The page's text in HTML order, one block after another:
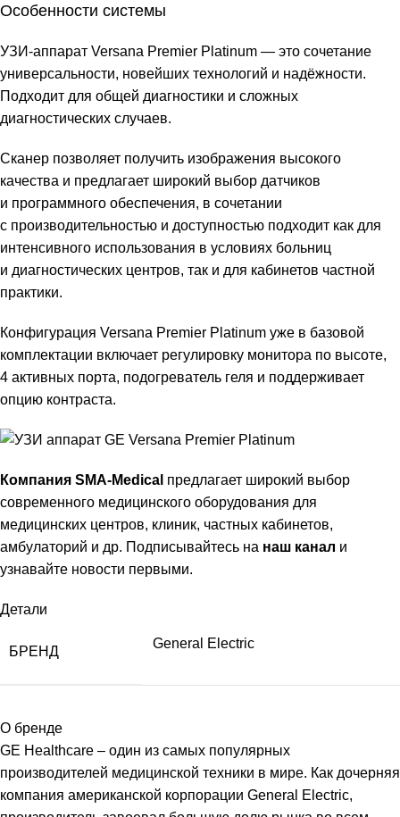
Особенности системы
УЗИ-аппарат Versana Premier Platinum — это сочетание
универсальности, новейших технологий и надёжности.
Подходит для общей диагностики и сложных
диагностических случаев.
Сканер позволяет получить изображения высокого
качества и предлагает широкий выбор датчиков
и программного обеспечения, в сочетании
с производительностью и доступностью подходит как для
интенсивного использования в условиях больниц
и диагностических центров, так и для кабинетов частной
практики.
Конфигурация Versana Premier Platinum уже в базовой
комплектации включает регулировку монитора по высоте,
4 активных порта, подогреватель геля и поддерживает
опцию контраста.
Компания SMA-Medical предлагает широкий выбор
современного медицинского оборудования для
медицинских центров, клиник, частных кабинетов,
амбулаторий и др. Подписывайтесь на наш канал и
узнавайте новости первыми.
Детали
БРЕНД
General Electric
О бренде
GE Healthcare – один из самых популярных
производителей медицинской техники в мире. Как дочерняя
компания американской корпорации General Electric,